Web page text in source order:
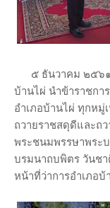
๕ ธันวาคม ๒๕๖๑
บ้านไผ่ นำข้าราชกา
อำเภอบ้านไผ่ ทุกหมู่
ถวายราชสดุดีและถ
พระชนมพรรษาพระ
บรมนาถบพิตร วันช
หน้าที่ว่าการอำเภอ